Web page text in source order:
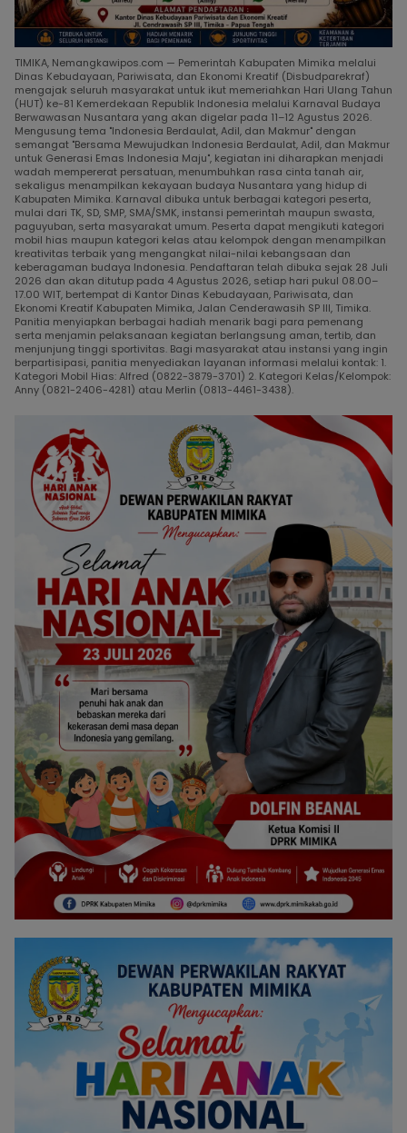
TIMIKA, Nemangkawipos.com — Pemerintah Kabupaten Mimika melalui
Dinas Kebudayaan, Pariwisata, dan Ekonomi Kreatif (Disbudparekraf)
mengajak seluruh masyarakat untuk ikut memeriahkan Hari Ulang Tahun
(HUT) ke-81 Kemerdekaan Republik Indonesia melalui Karnaval Budaya
Berwawasan Nusantara yang akan digelar pada 11–12 Agustus 2026.
Mengusung tema "Indonesia Berdaulat, Adil, dan Makmur" dengan
semangat "Bersama Mewujudkan Indonesia Berdaulat, Adil, dan Makmur
untuk Generasi Emas Indonesia Maju", kegiatan ini diharapkan menjadi
wadah mempererat persatuan, menumbuhkan rasa cinta tanah air,
sekaligus menampilkan kekayaan budaya Nusantara yang hidup di
Kabupaten Mimika. Karnaval dibuka untuk berbagai kategori peserta,
mulai dari TK, SD, SMP, SMA/SMK, instansi pemerintah maupun swasta,
paguyuban, serta masyarakat umum. Peserta dapat mengikuti kategori
mobil hias maupun kategori kelas atau kelompok dengan menampilkan
kreativitas terbaik yang mengangkat nilai-nilai kebangsaan dan
keberagaman budaya Indonesia. Pendaftaran telah dibuka sejak 28 Juli
2026 dan akan ditutup pada 4 Agustus 2026, setiap hari pukul 08.00–
17.00 WIT, bertempat di Kantor Dinas Kebudayaan, Pariwisata, dan
Ekonomi Kreatif Kabupaten Mimika, Jalan Cenderawasih SP III, Timika.
Panitia menyiapkan berbagai hadiah menarik bagi para pemenang
serta menjamin pelaksanaan kegiatan berlangsung aman, tertib, dan
menjunjung tinggi sportivitas. Bagi masyarakat atau instansi yang ingin
berpartisipasi, panitia menyediakan layanan informasi melalui kontak: 1.
Kategori Mobil Hias: Alfred (0822-3879-3701) 2. Kategori Kelas/Kelompok:
Anny (0821-2406-4281) atau Merlin (0813-4461-3438).